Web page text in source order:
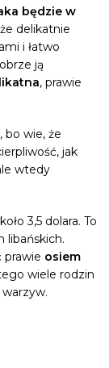
będzie w
delikatnie
i łatwo
ją
, prawie
bo wie, że
jak
wtedy
3,5 dolara. To
libańskich.
prawie osiem
wiele rodzin